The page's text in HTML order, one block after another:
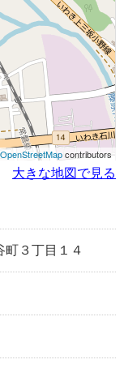
OpenStreetMapcontributors
大きな地図で見る
町３丁目１４